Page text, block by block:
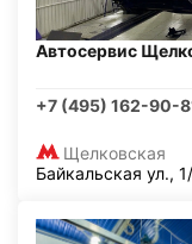
Автосервис
+7 (495) 162-90-
Щелковская
Байкальская ул.,